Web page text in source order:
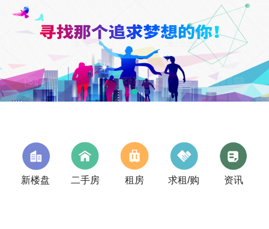
新楼盘 二手房 租房 求租/购 资讯